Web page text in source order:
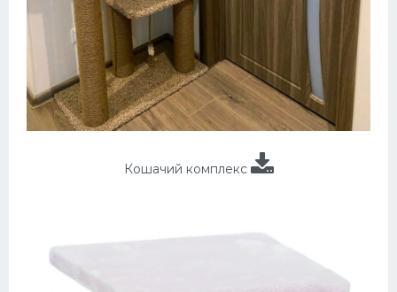
Кошачий комплекс